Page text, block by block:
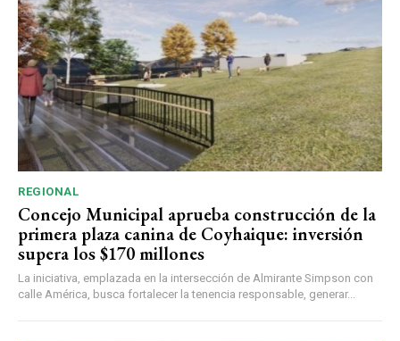
REGIONAL
Concejo Municipal aprueba construcción de la
primera plaza canina de Coyhaique: inversión
supera los $170 millones
La iniciativa, emplazada en la intersección de Almirante Simpson con
calle América, busca fortalecer la tenencia responsable, generar...